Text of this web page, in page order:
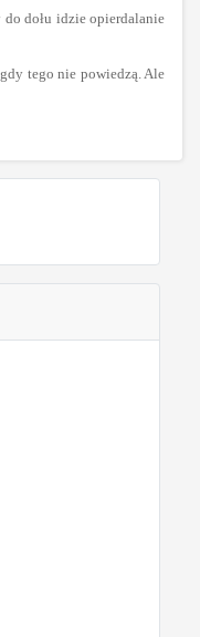
dołu idzie opierdalanie
tego nie powiedzą. Ale